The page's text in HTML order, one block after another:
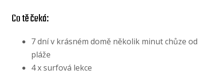
Co tě čeká:
7 dní v krásném domě několik minut chůze od
pláže
4 x surfová lekce